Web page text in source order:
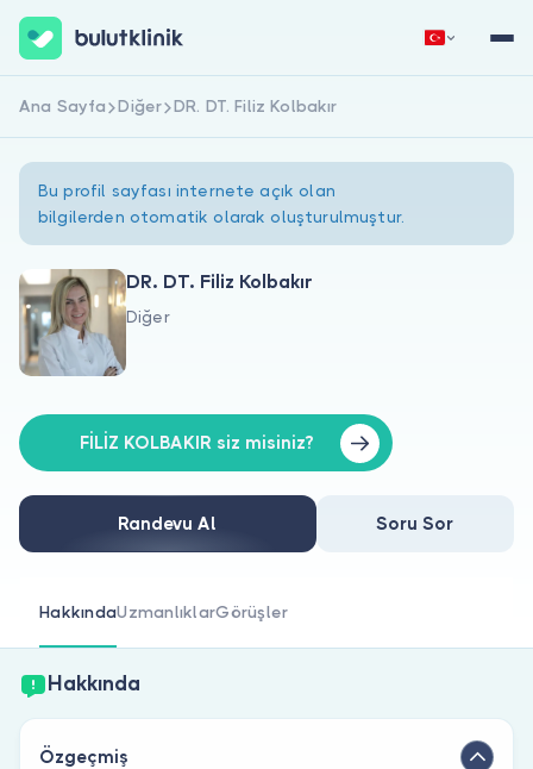
Hakkımızda
Doktorlar için
Doktor musunuz?
Hemen Kaydol
Ana Sayfa Diğer DR. DT. Filiz Kolbakır
Bu profil sayfası internete açık olan
bilgilerden otomatik olarak oluşturulmuştur.
DR. DT. Filiz Kolbakır
Diğer
FİLİZ KOLBAKIR siz misiniz?
Randevu Al Soru Sor
HakkındaUzmanlıklarGörüşler
Hakkında
Özgeçmiş